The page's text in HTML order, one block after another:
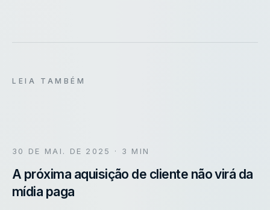
LEIA TAMBÉM
30 DE MAI. DE 2025 · 3 MIN
A próxima aquisição de cliente não virá da
mídia paga